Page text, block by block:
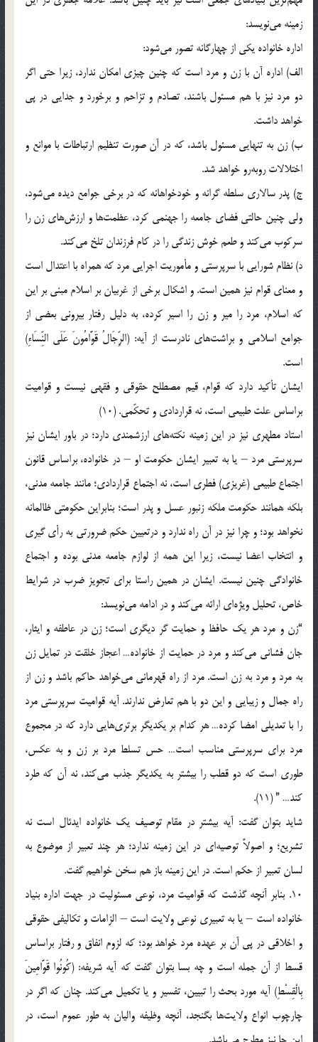
زمینه می‌نویسد:
اداره خانواده یکی از چهارگانه تصور می‌شود:
الف) اداره آن با زن و مرد است که چنین چیزی امکان ندارد، زیرا حتی اگر
دو مرد نیز با هم مسئول باشند، تصادم و تزاحم و برخورد و جدایی در پی
خواهد داشت.
ب) زن به تنهایی مسئول باشد، که در آن صورت تنظیم ارتباطات با موانع و
اختلالات روبه‌رو خواهد شد.
ج) پدر سالاری سلطه گرانه و خودخواهانه که در برخی جوامع دیده می‌شود،
ولی چنین حالتی فضای جامعه را جهنمی کرد، عظمت‌ها و ارزش‌ها‌ی‌ زن را
سرکوب می‌کند و طعم خوش زندگی را در کام فرزندان تلخ می‌کند.
د) نظام شورایی با سرپرستی و مأموریت اجرایی مرد که همراه با اعتدال است
و معنای قوام نیز همین است. و اشکال برخی از غربیان بر اسلام مبنی بر این
که اسلام، مرد را میر و زن را اسیر کرده، به دلیل رفتار بیرونی بعضی از
جوامع اسلامی و براشت‌ها‌ی‌ نادرست از آیه: (الرِّجَالُ قَوَّامُونَ عَلَى‏ النِّسَاءِ)
است.
ایشان تأکید دارد که قوام، قیم مصطلح حقوقی و فقهی نیست و قوامیت
براساس علت طبیعی است، نه قراردادی و تحکّمی. (10)
استاد مطهری نیز در این زمینه نکته‌ها‌ی‌ ارزشمندی دارد؛ در باور ایشان نیز
سرپرستی مرد – یا به تعبیر ایشان حکومت او – در خانواده، براساس قانون
اجتماع طبیعی (غریزی) فطری است، نه اجتماع قراردادی؛ مانند جامعه مدنی،
بلکه همانند حکومت ملکه زنبور عسل و پدر است؛ بنابراین حکومتی ظالمانه
نخواهد بود؛ و چرا نیز در آن راه ندارد و درتعیین حکم ضرورتی به رأی گیری
و انتخاب اعضا نیست، زیرا این همه از لوازم جامعه مدنی بوده و اجتماع
خانوادگی چنین نیست. ایشان در همین راستا برای تجویز ضرب در شرایط
خاص، تحلیل ویژه‌ای ارائه می‌کند و در ادامه می‌نویسد:
“زن و مرد هر یک حافظ و حمایت گر دیگری است؛ زن در عاطفه و ایثار،
جان فشانی می‌کند و مرد در حمایت از خانواده… اعجاز خلقت در تمایل زن
به مرد و مرد به زن است. مرد از راه قهرمانی می‌خواهد حاکم باشد و زن از
راه جمال و زیبایی و این دو با هم تعارض ندارند. آیه قوامیت سرپرستی مرد
را با تعدیلی امضا کرده… هر کدام بر یکدیگر برتری‌هایی دارد که در مجموع
مرد برای سرپرستی مناسب است… حس تسلط مرد بر زن و به عکس،
طوری است که دو قطب را بیشتر به یکدیگر جذب می‌کند، نه آن که طرد
کند… ” (11).
شاید بتوان گفت: آیه بیشتر در مقام توصیف یک خانواده ایدئال است نه
تشریع؛ و اصولاً توصیه‌ای در این زمینه ندارد؛ هر چند تعبیر از موضوع به
لسان تعبیر از حکم است. در این زمینه باز هم سخن خواهیم گفت.
10. بنابر آنچه گذشت که قوامیت مرد، نوعی مسئولیت در جهت اداره بنیاد
خانواده است – یا به تعبیری نوعی ولایت است – الزامات و تکالیفی حقوقی
و اخلاقی در پی آن بر عهده مرد خواهد بود؛ که لزوم انفاق و رفتار براساس
قسط از آن جمله است و چه بسا بتوان گفت که آیه شریفه: (كُونُوا قَوَّامِینَ
بِالْقِسْطِ) آیه مورد بحث را تبیین، تفسیر و یا تکمیل می‌کند. چنان که اگر در
چارچوب انواع ولایت‌ها بگنجد، آنچه وظیفه والیان به طور عموم است، در